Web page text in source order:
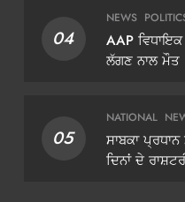
04
NEWS
AAP
ਲੱਗਣ ਨਾਲ ਮੌਤ
05
NATIONAL
ਸਾਬਕਾ
ਦਿਨਾਂ ਦੇ